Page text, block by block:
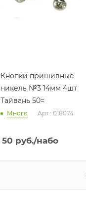
Кнопки пришивные
никель №3 14мм 4шт
Тайвань 50=
Много Арт.: 018074
50 руб./набо